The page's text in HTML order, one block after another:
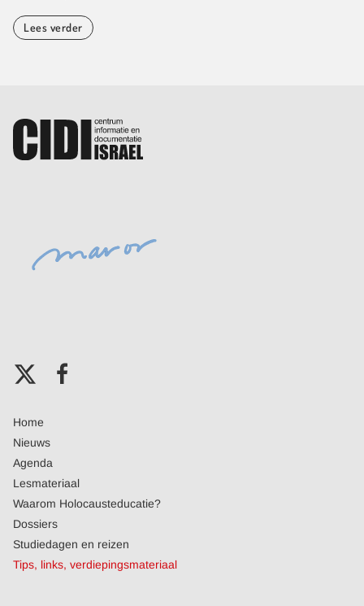
Lees verder
Home
Nieuws
Agenda
Lesmateriaal
Waarom Holocausteducatie?
Dossiers
Studiedagen en reizen
Tips, links, verdiepingsmateriaal